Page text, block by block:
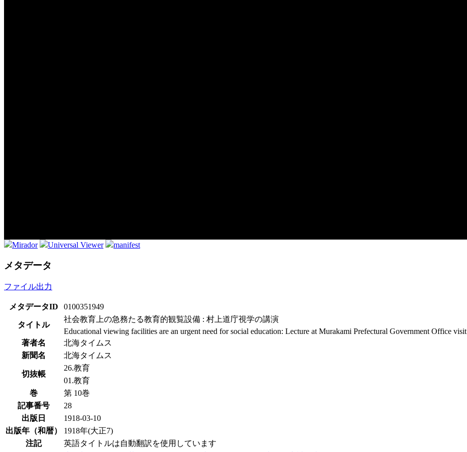
Mirador Universal Viewer manifest
メタデータ
ファイル出力
メタデータID 0100351949
タイトル
社会教育上の急務たる教育的観覧設備 : 村上道庁視学の講演
Educational viewing facilities are an urgent need for social education: Lecture at Murakami Prefectural Government Office visit
著者名
北海タイムス
新聞名
北海タイムス
切抜帳
26.教育
01.教育
巻
第 10巻
記事番号
28
出版日
1918-03-10
出版年（和暦）
1918年(大正7)
注記
英語タイトルは自動翻訳を使用しています